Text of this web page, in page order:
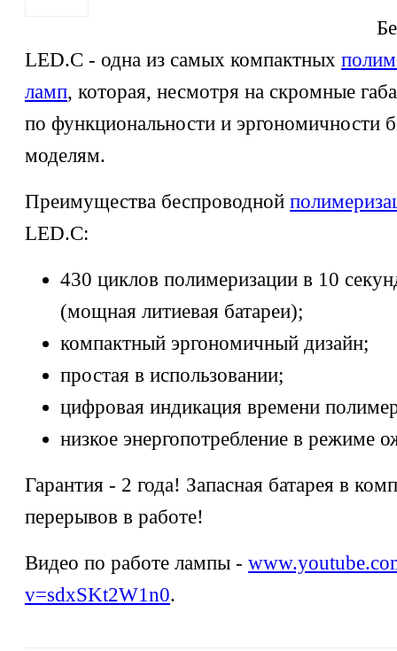
LED.C - одна из самых компактных
ламп, которая, несмотря на скромные
по функциональности и эргономичности
моделям.
Преимущества беспроводной
LED.C:
430 циклов полимеризации в 10
(мощная литиевая батареи);
компактный эргономичный дизайн;
простая в использовании;
цифровая индикация времени
низкое энергопотребление в режиме
Гарантия - 2 года! Запасная батарея в
перерывов в работе!
Видео по работе лампы -
v=sdxSKt2W1n0.